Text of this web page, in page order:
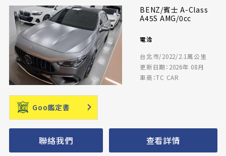
BENZ/賓士 A-Class
A45S AMG/0cc
電洽
台北市/2022/2.1萬公里
更新日期：2026年 08月
車商：TC CAR
Goo鑑定書
聯絡我們 查看詳情